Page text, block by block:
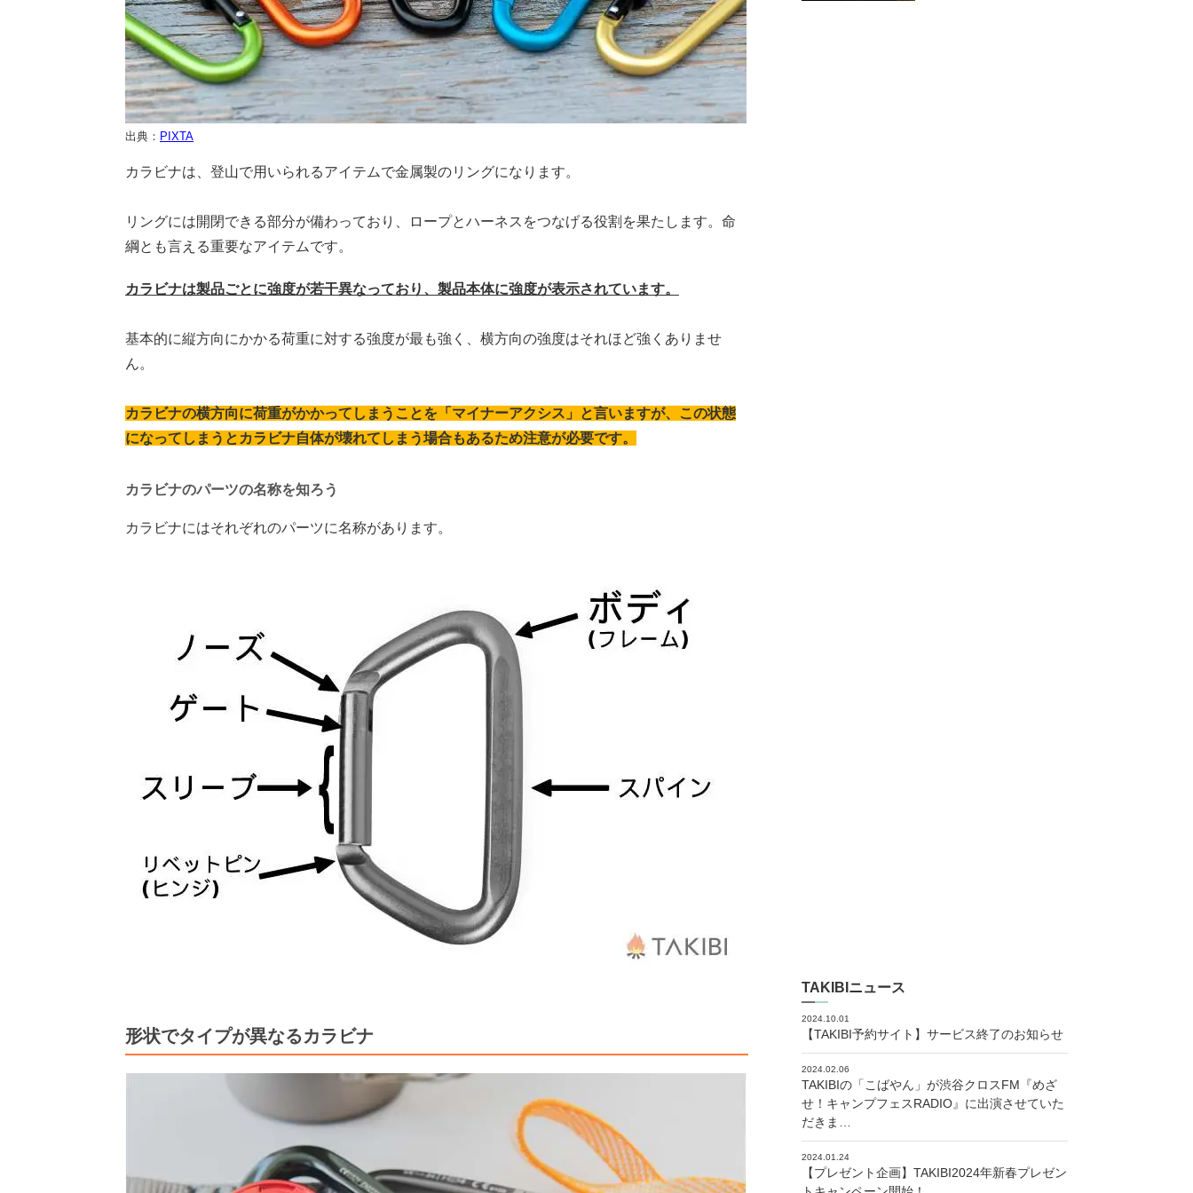
出典： PIXTA
カラビナは、登山で用いられるアイテムで金属製のリングになります。
リングには開閉できる部分が備わっており、ロープとハーネスをつなげる役割を果たします。命
綱とも言える重要なアイテムです。
カラビナは製品ごとに強度が若干異なっており、製品本体に強度が表示されています。
基本的に縦方向にかかる荷重に対する強度が最も強く、横方向の強度はそれほど強くありませ
ん。
カラビナの横方向に荷重がかかってしまうことを「マイナーアクシス」と言いますが、この状態
になってしまうとカラビナ自体が壊れてしまう場合もあるため注意が必要です。
カラビナのパーツの名称を知ろう
カラビナにはそれぞれのパーツに名称があります。
形状でタイプが異なるカラビナ
TAKIBIニュース
2024.10.01
【TAKIBI予約サイト】サービス終了のお知らせ
2024.02.06
TAKIBIの「こばやん」が渋谷クロスFM『めざ
せ！キャンプフェスRADIO』に出演させていた
だきま…
2024.01.24
【プレゼント企画】TAKIBI2024年新春プレゼン